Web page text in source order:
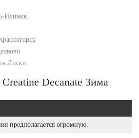
Илимск
Лиски
Decanate Зима
предполагается огромную.